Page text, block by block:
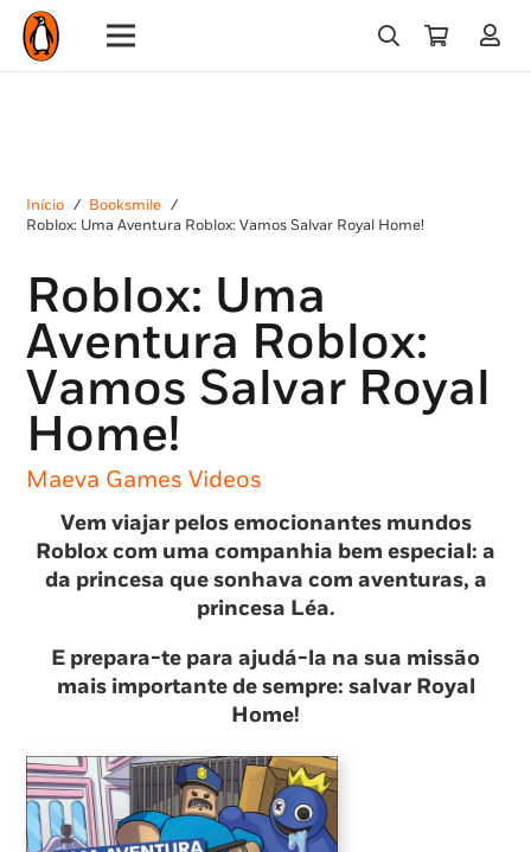
Início / Booksmile /
Roblox: Uma Aventura Roblox: Vamos Salvar Royal Home!
Roblox: Uma
Aventura Roblox:
Vamos Salvar Royal
Home!
Maeva Games Videos
Vem viajar pelos emocionantes mundos
Roblox com uma companhia bem especial: a
da princesa que sonhava com aventuras, a
princesa Léa.
E prepara-te para ajudá-la na sua missão
mais importante de sempre: salvar Royal
Home!